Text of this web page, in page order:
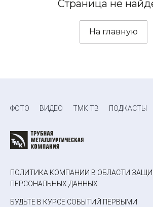
Страница не
На главную
ФОТО ВИДЕО ТМК ТВ ПОДКАСТЫ
ПОЛИТИКА КОМПАНИИ В ОБЛАСТИ
ПЕРСОНАЛЬНЫХ ДАННЫХ
БУДЬТЕ В КУРСЕ СОБЫТИЙ ПЕРВЫМИ